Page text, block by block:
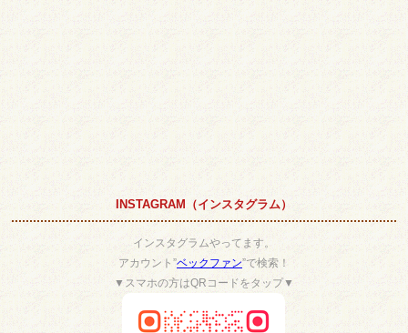
INSTAGRAM（インスタグラム）
インスタグラムやってます。
アカウント”ベックファン”で検索！
▼スマホの方はQRコードをタップ▼